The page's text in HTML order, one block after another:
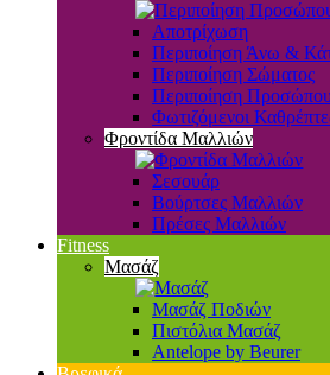
Αποτρίχωση
Περιποίηση Άνω &
Περιποίηση Σώματος
Περιποίηση
Φωτιζόμενοι
Φροντίδα Μαλλιών
Σεσουάρ
Βούρτσες Μαλλιών
Πρέσες Μαλλιών
Fitness
Μασάζ
Μασάζ Ποδιών
Πιστόλια Μασάζ
Antelope by Beurer